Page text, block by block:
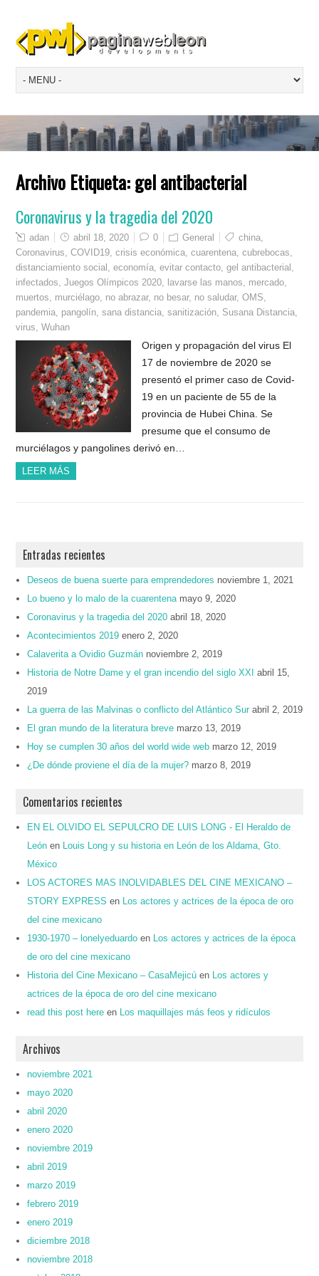
Archivo Etiqueta:gel antibacterial
Coronavirus y la tragedia del 2020
adan abril 18, 2020 0 General china
Coronavirus ,COVID19 ,crisis económica ,cuarentena ,cubrebocas
distanciamiento social
,economía ,evitar contacto ,gel antibacterial
infectados ,Juegos Olímpicos 2020 lavarse las manos mercado
muertos
murciélago no abrazar, no besar, no saludar,OMS
pandemia pangolín ,sana distancia ,sanitización Susana Distancia
virus ,Wuhan
Origen y propagación del virus El
17 de noviembre de 2020 se
presentó el primer caso de Covid-
19 en un paciente de 55 de la
provincia de Hubei China. Se
presume que el consumo de
murciélagos y pangolines derivó en…
LEER MÁS
Entradas recientes
Deseos de buena suerte para emprendedores noviembre 1, 2021
Lo bueno y lo malo de la cuarentena mayo 9, 2020
Coronavirus y la tragedia del 2020 abril 18, 2020
Acontecimientos 2019 enero 2, 2020
Calaverita a Ovidio Guzmán noviembre 2, 2019
Historia de Notre Dame y el gran incendio del siglo XXI
abril 15,
2019
La guerra de las Malvinas o conflicto del Atlántico Sur abril 2, 2019
El gran mundo de la literatura breve marzo 13, 2019
Hoy se cumplen 30 años del world wide web marzo 12, 2019
¿De dónde proviene el día de la mujer? marzo 8, 2019
Comentarios recientes
EN EL OLVIDO EL SEPULCRO DE LUIS LONG - El Heraldo de
León en
Louis Long y su historia en León de los Aldama, Gto.
México
LOS ACTORES MAS INOLVIDABLES DEL CINE MEXICANO –
STORY EXPRESS en
Los actores y actrices de la época de oro
del cine mexicano
1930-1970 – lonelyeduardo en
Los actores y actrices de la época
de oro del cine mexicano
Historia del Cine Mexicano – CasaMejicú en
Los actores y
actrices de la época de oro del cine mexicano
read this post here en Los maquillajes más feos y ridículos
Archivos
noviembre 2021
mayo 2020
abril 2020
enero 2020
noviembre 2019
abril 2019
marzo 2019
febrero 2019
enero 2019
diciembre 2018
noviembre 2018